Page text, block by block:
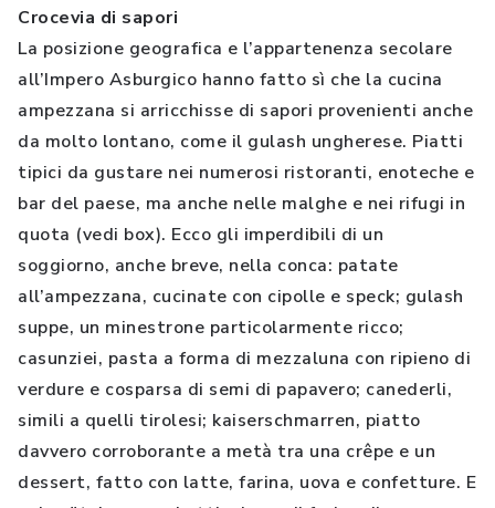
Crocevia di sapori
La posizione geografica e l’appartenenza secolare
all’Impero Asburgico hanno fatto sì che la cucina
ampezzana si arricchisse di sapori provenienti anche
da molto lontano, come il gulash ungherese. Piatti
tipici da gustare nei numerosi ristoranti, enoteche e
bar del paese, ma anche nelle malghe e nei rifugi in
quota (vedi box). Ecco gli imperdibili di un
soggiorno, anche breve, nella conca: patate
all’ampezzana, cucinate con cipolle e speck; gulash
suppe, un minestrone particolarmente ricco;
casunziei, pasta a forma di mezzaluna con ripieno di
verdure e cosparsa di semi di papavero; canederli,
simili a quelli tirolesi; kaiserschmarren, piatto
davvero corroborante a metà tra una crêpe e un
dessert, fatto con latte, farina, uova e confetture. E